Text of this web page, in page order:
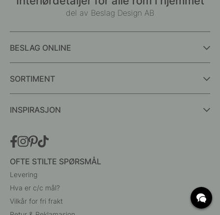
del av Beslag Design AB
BESLAG ONLINE
SORTIMENT
INSPIRASJON
OFTE STILTE SPØRSMÅL
Levering
Hva er c/c mål?
Vilkår for fri frakt